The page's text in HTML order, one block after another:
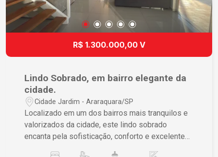
R$ 1.300.000,00 V
Lindo Sobrado, em bairro elegante da
cidade.
Cidade Jardim - Araraquara/SP
Localizado em um dos bairros mais tranquilos e
valorizados da cidade, este lindo sobrado
encanta pela sofisticação, conforto e excelente